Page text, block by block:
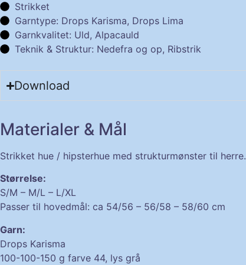
Strikket
Garntype: Drops Karisma, Drops Lima
Garnkvalitet: Uld, Alpacauld
Teknik & Struktur: Nedefra og op, Ribstrik
Download
Materialer & Mål
Strikket hue / hipsterhue med strukturmønster til herre.
Størrelse:
S/M – M/L – L/XL
Passer til hovedmål: ca 54/56 – 56/58 – 58/60 cm
Garn:
Drops Karisma
100-100-150 g farve 44, lys grå